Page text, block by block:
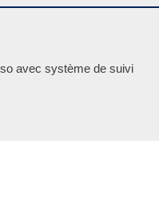
avec système de suivi